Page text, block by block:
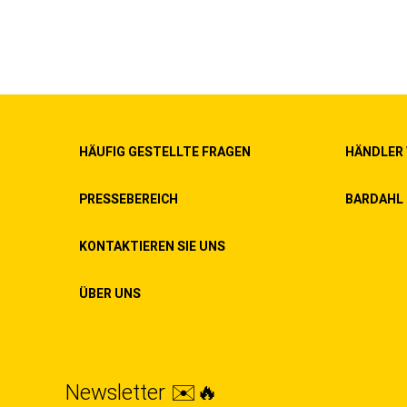
HÄUFIG GESTELLTE FRAGEN
PRESSEBEREICH
KONTAKTIEREN SIE UNS
ÜBER UNS
HÄNDLER
Newsletter ✉️🔥